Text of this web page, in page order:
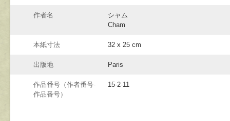
作者名
シャム
Cham
本紙寸法 32 x 25 cm
出版地 Paris
作品番号（作者番号-
作品番号）
15-2-11